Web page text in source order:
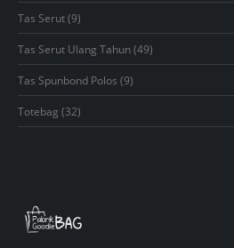
products
Tas Serut 99
products
Tas Serut Ulang Tahun 4949
products
Tas Spunbond Polos 99
products
Totebag 3232
products